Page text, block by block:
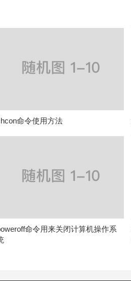
命令使用方法
命令用来关闭计算机操作系